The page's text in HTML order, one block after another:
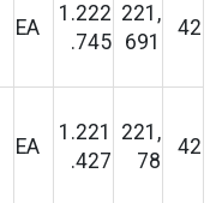
EA
1.222
.745
221,
691
42
EA
1.221
.427
221,
78
42